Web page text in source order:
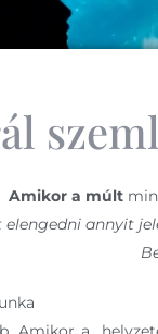
Amikor a múlt
elengedni annyit